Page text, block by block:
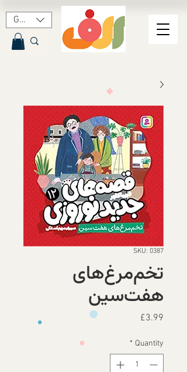
GBP (£)
SKU: 0387
تخم‌مرغ‌های
هفت‌سین
£3.99
Quantity
*